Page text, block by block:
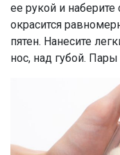
ее рукой и наберите
окрасится
пятен. Нанесите
нос, над губой.